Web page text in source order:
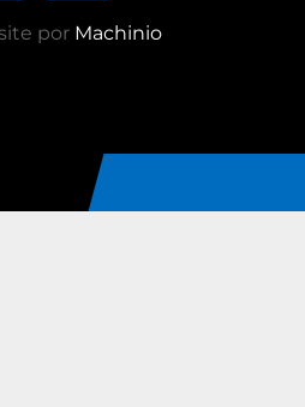
por Machinio